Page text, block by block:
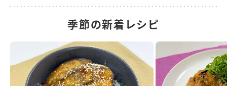
季節の新着レシピ